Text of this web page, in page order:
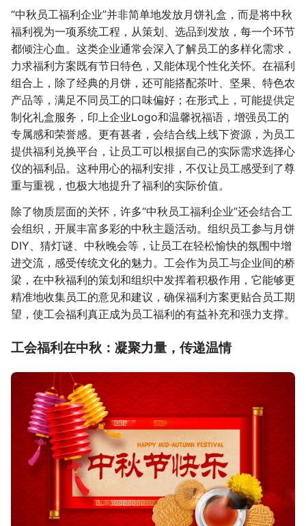
“中秋员工福利企业”并非简单地发放月饼礼盒，而是将中秋
福利视为一项系统工程，从策划、选品到发放，每一个环节
都倾注心血。这类企业通常会深入了解员工的多样化需求，
力求福利方案既有节日特色，又能体现个性化关怀。在福利
组合上，除了经典的月饼，还可能搭配茶叶、坚果、特色农
产品等，满足不同员工的口味偏好；在形式上，可能提供定
制化礼盒服务，印上企业Logo和温馨祝福语，增强员工的
专属感和荣誉感。更有甚者，会结合线上线下资源，为员工
提供福利兑换平台，让员工可以根据自己的实际需求选择心
仪的福利品。这种用心的福利安排，不仅让员工感受到了尊
重与重视，也极大地提升了福利的实际价值。
除了物质层面的关怀，许多“中秋员工福利企业”还会结合工
会组织，开展丰富多彩的中秋主题活动。组织员工参与月饼
DIY、猜灯谜、中秋晚会等，让员工在轻松愉快的氛围中增
进交流，感受传统文化的魅力。工会作为员工与企业间的桥
梁，在中秋福利的策划和组织中发挥着积极作用，它能够更
精准地收集员工的意见和建议，确保福利方案更贴合员工期
望，使工会福利真正成为员工福利的有益补充和强力支撑。
工会福利在中秋：凝聚力量，传递温情